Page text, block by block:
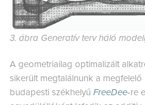
3. ábra Generatív terv háló
A geometriailag optimalizált
sikerült megtalálnunk a megfelelő
budapesti székhelyű FreeDee-re